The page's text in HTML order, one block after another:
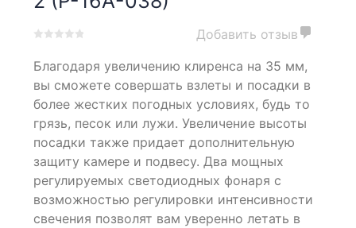
out
on
customer
ratings
Добавить отзыв
Благодаря увеличению клиренса на 35 мм,
вы сможете совершать взлеты и посадки в
более жестких погодных условиях, будь то
грязь, песок или лужи. Увеличение высоты
посадки также придает дополнительную
защиту камере и подвесу. Два мощных
регулируемых светодиодных фонаря с
возможностью регулировки интенсивности
свечения позволят вам уверенно летать в